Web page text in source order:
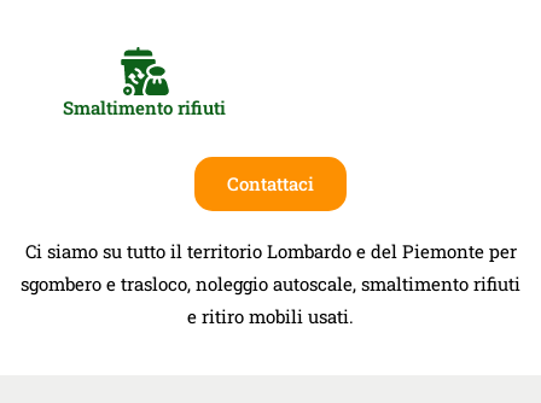
Smaltimento rifiuti
Contattaci
Ci siamo su tutto il territorio Lombardo e del Piemonte per
sgombero e trasloco, noleggio autoscale, smaltimento rifiuti
e ritiro mobili usati.